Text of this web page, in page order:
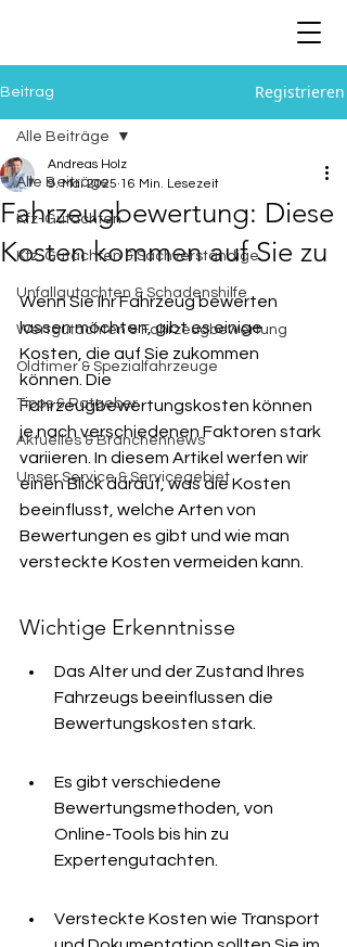
Beitrag Registrieren
Alle Beiträge
Kfz-Gutachten
Kfz-Gutachten & Sachverständige
Unfallgutachten & Schadenshilfe
Wertgutachten & Fahrzeugbewertung
Oldtimer & Spezialfahrzeuge
Tipps & Ratgeber
Aktuelles & Branchennews
Unser Service & Servicegebiet
Alle Beiträge
Fahrzeugbewertung: Diese
Kosten kommen auf Sie zu
Andreas Holz
9. Mai 2025 16 Min. Lesezeit
Wenn Sie Ihr Fahrzeug bewerten
lassen möchten, gibt es einige
Kosten, die auf Sie zukommen
können. Die
Fahrzeugbewertungskosten können
je nach verschiedenen Faktoren stark
variieren. In diesem Artikel werfen wir
einen Blick darauf, was die Kosten
beeinflusst, welche Arten von
Bewertungen es gibt und wie man
versteckte Kosten vermeiden kann.
Wichtige Erkenntnisse
Das Alter und der Zustand Ihres
Fahrzeugs beeinflussen die
Bewertungskosten stark.
Es gibt verschiedene
Bewertungsmethoden, von
Online-Tools bis hin zu
Expertengutachten.
Versteckte Kosten wie Transport